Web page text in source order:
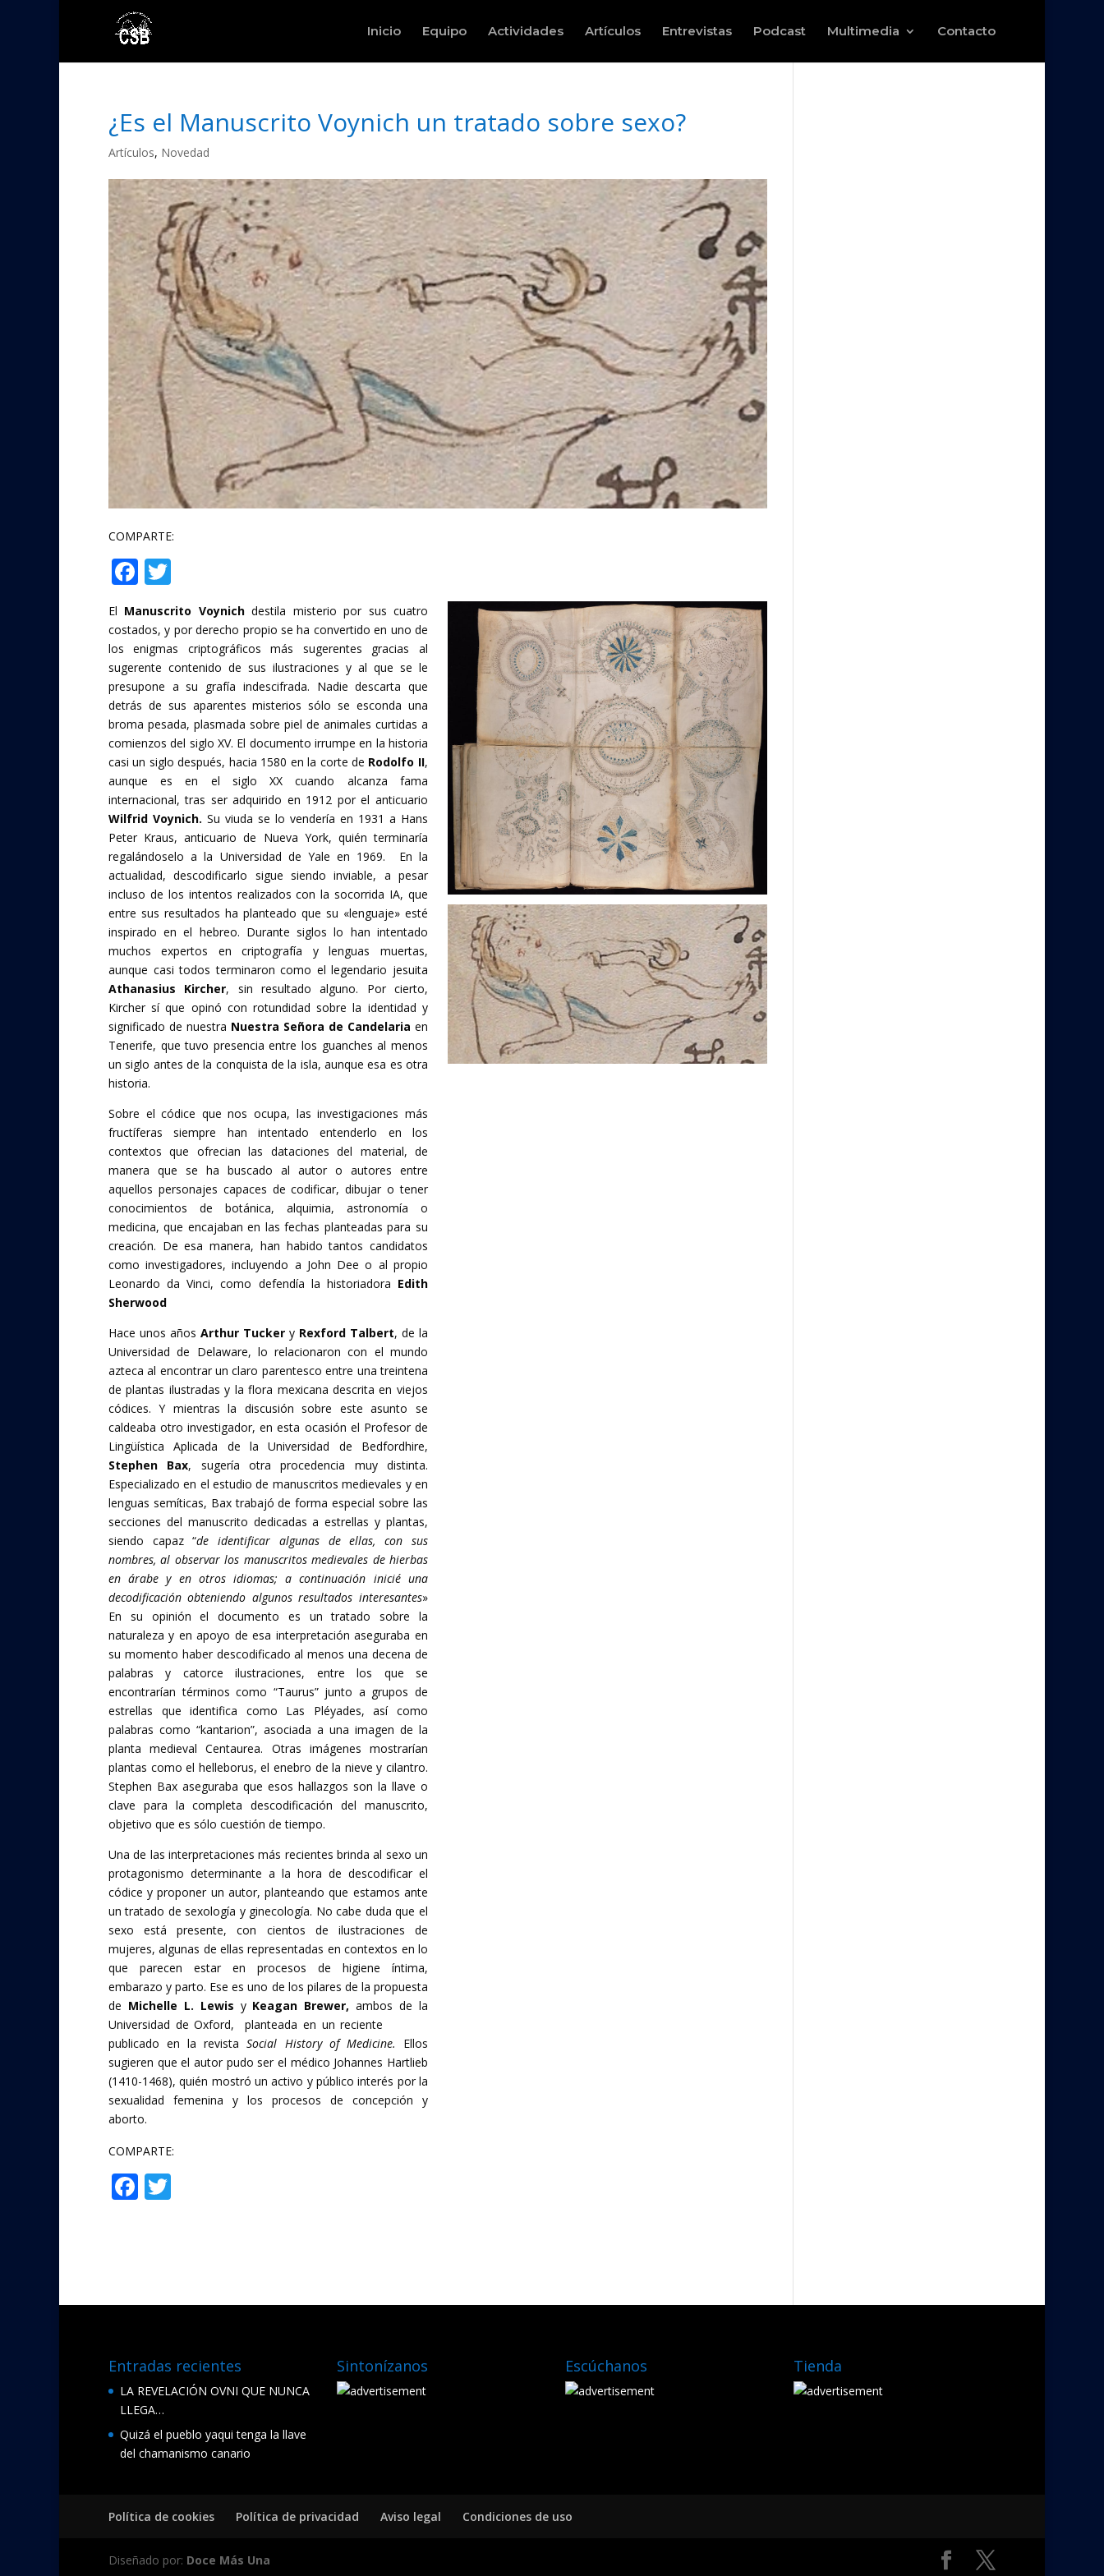
Inicio Equipo Actividades Artículos Entrevistas Podcast Multimedia Contacto
¿Es el Manuscrito Voynich un tratado sobre sexo?
Artículos, Novedad
COMPARTE:
F
e
b
o
o
k
w
itt
er
El Manuscrito Voynichdestila misterio por sus cuatro
costados, y por derecho propio se ha convertido en uno de
los enigmas criptográficos más sugerentes gracias al
sugerente contenido de sus ilustraciones y al que se le
presupone a su grafía indescifrada. Nadie descarta que
detrás de sus aparentes misterios sólo se esconda una
broma pesada, plasmada sobre piel de animales curtidas a
comienzos del siglo XV. El documento irrumpe en la historia
casi un siglo después, hacia 1580 en la corte de Rodolfo II,
aunque es en el siglo XX cuando alcanza fama
internacional, tras ser adquirido en 1912 por el anticuario
Wilfrid Voynich. Su viuda se lo vendería en 1931 a Hans
Peter Kraus, anticuario de Nueva York, quién terminaría
regalándoselo a la Universidad de Yale en 1969. En la
actualidad, descodificarlo sigue siendo inviable, a pesar
incluso de los intentos realizados con la socorrida IA, que
entre sus resultados ha planteado que su «lenguaje» esté
inspirado en el hebreo. Durante siglos lo han intentado
muchos expertos en criptografía y lenguas muertas,
aunque casi todos terminaron como el legendario jesuita
Athanasius Kircher, sin resultado alguno. Por cierto,
Kircher sí que opinó con rotundidad sobre la identidad y
significado de nuestra Nuestra Señora de Candelaria en
Tenerife, que tuvo presencia entre los guanches al menos
un siglo antes de la conquista de la isla, aunque esa es otra
historia.
Sobre el códice que nos ocupa, las investigaciones más
fructíferas siempre han intentado entenderlo en los
contextos que ofrecian las dataciones del material, de
manera que se ha buscado al autor o autores entre
aquellos personajes capaces de codificar, dibujar o tener
conocimientos de botánica, alquimia, astronomía o
medicina, que encajaban en las fechas planteadas para su
creación. De esa manera, han habido tantos candidatos
como investigadores, incluyendo a John Dee o al propio
Leonardo da Vinci, como defendía la historiadora Edith
Sherwood
Hace unos años Arthur Tucker yRexford Talbert, de la
Universidad de Delaware, lo relacionaron con el mundo
azteca al encontrar un claro parentesco entre una treintena
de plantas ilustradas y la flora mexicana descrita en viejos
códices. Y mientras la discusión sobre este asunto se
caldeaba otro investigador, en esta ocasión el Profesor de
Lingüística Aplicada de la Universidad de Bedfordhire,
Stephen Bax, sugería otra procedencia muy distinta.
Especializado en el estudio de manuscritos medievales y en
lenguas semíticas, Bax trabajó de forma especial sobre las
secciones del manuscrito dedicadas a estrellas y plantas,
siendo capaz “de identificar algunas de ellas, con sus
nombres, al observar los manuscritos medievales de hierbas
en árabe y en otros idiomas; a continuación inicié una
decodificación obteniendo algunos resultados interesantes»
En su opinión el documento es un tratado sobre la
naturaleza y en apoyo de esa interpretación aseguraba en
su momento haber descodificado al menos una decena de
palabras y catorce ilustraciones, entre los que se
encontrarían términos como “Taurus” junto a grupos de
estrellas que identifica como Las Pléyades, así como
palabras como “kantarion”, asociada a una imagen de la
planta medieval Centaurea. Otras imágenes mostrarían
plantas como el helleborus, el enebro de la nieve y cilantro.
Stephen Bax aseguraba que esos hallazgos son la llave o
clave para la completa descodificación del manuscrito,
objetivo que es sólo cuestión de tiempo.
Una de las interpretaciones más recientes brinda al sexo un
protagonismo determinante a la hora de descodificar el
códice y proponer un autor, planteando que estamos ante
un tratado de sexología y ginecología. No cabe duda que el
sexo está presente, con cientos de ilustraciones de
mujeres, algunas de ellas representadas en contextos en lo
que parecen estar en procesos de higiene íntima,
embarazo y parto. Ese es uno de los pilares de la propuesta
de Michelle L. Lewis y Keagan Brewer, ambos de la
Universidad de Oxford, planteada en un reciente
publicado en la revistaSocial History of Medicine. Ellos
sugieren que el autor pudo ser el médico Johannes Hartlieb
(1410-1468), quién mostró un activo y público interés por la
sexualidad femenina y los procesos de concepción y
aborto.
COMPARTE:
F
Entradas recientes
LA REVELACIÓN OVNI QUE NUNCA
LLEGA…
Quizá el pueblo yaqui tenga la llave
del chamanismo canario
Sintonízanos Escúchanos Tienda
Política de cookies Política de privacidad Aviso legal Condiciones de uso
Diseñado por: Doce Más Una